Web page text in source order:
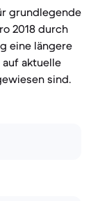
grundlegende
2018 durch
eine längere
aktuelle
sind.